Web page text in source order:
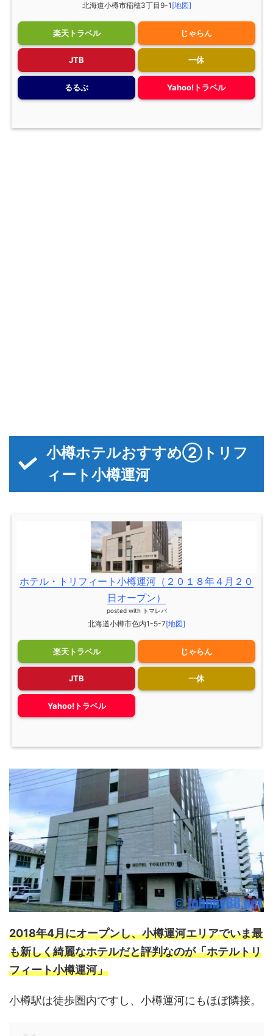
北海道小樽市稲穂3丁目9-1 [地図]
楽天トラベル じゃらん
JTB 一休
るるぶ Yahoo!トラベル
小樽ホテルおすすめ②トリフ
ィート小樽運河
ホテル・トリフィート小樽運河（２０１８年４月２０
日オープン）
posted with トマレバ
北海道小樽市色内1-5-7[地図]
楽天トラベル じゃらん
JTB 一休
Yahoo!トラベル
2018年4月にオープンし、小樽運河エリアでいま最
も新しく綺麗なホテルだと評判なのが「ホテルトリ
フィート小樽運河」
小樽駅は徒歩圏内ですし、小樽運河にもほぼ隣接。